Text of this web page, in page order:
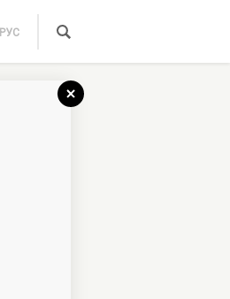
РУС